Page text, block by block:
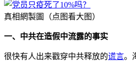
真相網製圖（点图看大图）
一、中共在造假中流露的事实
很快有人出来戳穿中共释放的谎言。